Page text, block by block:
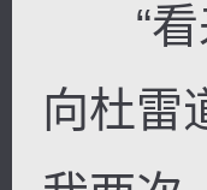
“看来
向杜雷